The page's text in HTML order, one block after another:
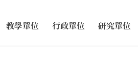
教學單位 行政單位 研究單位